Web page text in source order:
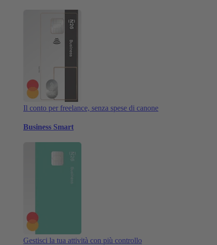
Il conto per freelance, senza spese di canone
Business Smart
Gestisci la tua attività con più controllo